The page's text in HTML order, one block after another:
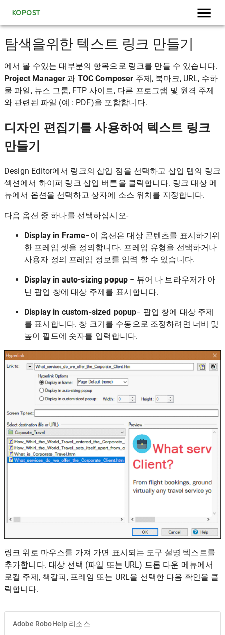
KOPOST
탐색을위한 텍스트 링크 만들기
에서 볼 수있는 대부분의 항목으로 링크를 만들 수 있습니다.
Project Manager 과 TOC Composer 주제, 북마크, URL, 수하
물 파일, 뉴스 그룹, FTP 사이트, 다른 프로그램 및 원격 주제
와 관련된 파일 (예 : PDF)을 포함합니다.
디자인 편집기를 사용하여 텍스트 링크
만들기
Design Editor에서 링크의 삽입 점을 선택하고 삽입 탭의 링크
섹션에서 하이퍼 링크 삽입 버튼을 클릭합니다. 링크 대상 메
뉴에서 옵션을 선택하고 상자에 소스 위치를 지정합니다.
다음 옵션 중 하나를 선택하십시오-
Display in Frame−이 옵션은 대상 콘텐츠를 표시하기위
한 프레임 셋을 정의합니다. 프레임 유형을 선택하거나
사용자 정의 프레임 정보를 입력 할 수 있습니다.
Display in auto-sizing popup − 뷰어 나 브라우저가 아
닌 팝업 창에 대상 주제를 표시합니다.
Display in custom-sized popup− 팝업 창에 대상 주제
를 표시합니다. 창 크기를 수동으로 조정하려면 너비 및
높이 필드에 숫자를 입력합니다.
링크 위로 마우스를 가져 가면 표시되는 도구 설명 텍스트를
추가합니다. 대상 선택 (파일 또는 URL) 드롭 다운 메뉴에서
로컬 주제, 책갈피, 프레임 또는 URL을 선택한 다음 확인을 클
릭합니다.
Adobe RoboHelp 리소스